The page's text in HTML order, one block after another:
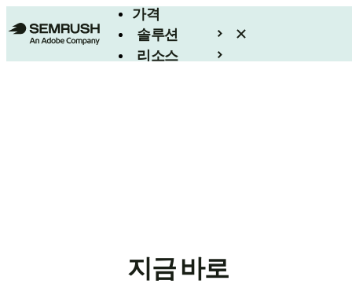
가격
솔루션
리소스
지금 바로